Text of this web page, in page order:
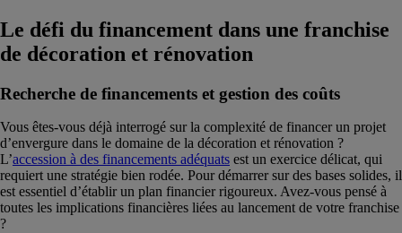
Le défi du financement dans une franchise
de décoration et rénovation
Recherche de financements et gestion des coûts
Vous êtes-vous déjà interrogé sur la complexité de financer un projet
d’envergure dans le domaine de la décoration et rénovation ?
L’accession à des financements adéquats est un exercice délicat, qui
requiert une stratégie bien rodée. Pour démarrer sur des bases solides, il
est essentiel d’établir un plan financier rigoureux. Avez-vous pensé à
toutes les implications financières liées au lancement de votre franchise
?